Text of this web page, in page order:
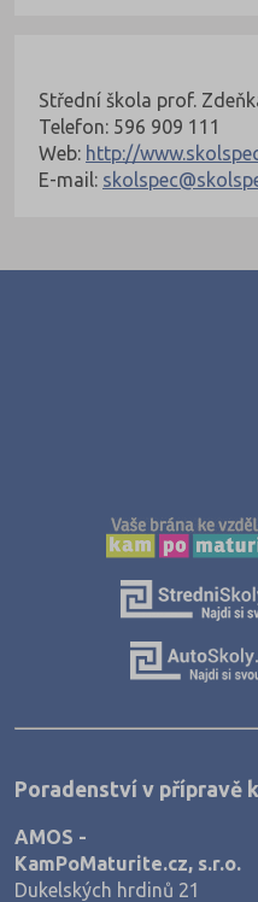
Střední škola prof.
Telefon: 596 909 111
Web: http://
E-mail:
Poradenství v přípravě
AMOS -
KamPoMaturite.cz, s.r.o.
Dukelských hrdinů 21